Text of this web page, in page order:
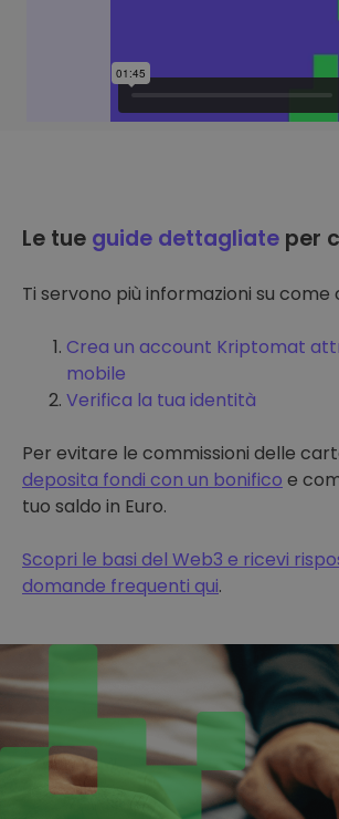
Le tue guide dettagliate per
Ti servono più informazioni su
Crea un account Kriptomat
mobile
Verifica la tua identità
Per evitare le commissioni delle
deposita fondi con un bonifico e
tuo saldo in Euro.
Scopri le basi del Web3 e ricevi
domande frequenti qui.